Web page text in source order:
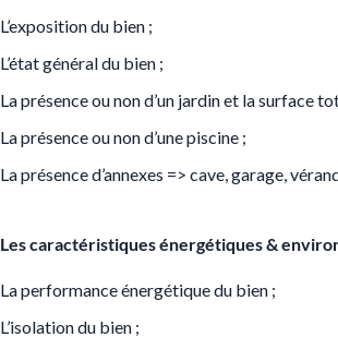
L’exposition du bien ;
L’état général du bien ;
La présence ou non d’un jardin et la surface
La présence ou non d’une piscine ;
La présence d’annexes => cave, garage,
Les caractéristiques énergétiques &
La performance énergétique du bien ;
L’isolation du bien ;